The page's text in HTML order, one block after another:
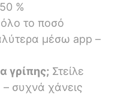
%
το ποσό
μέσω app –
γρίπης; Στείλε
– συχνά χάνεις